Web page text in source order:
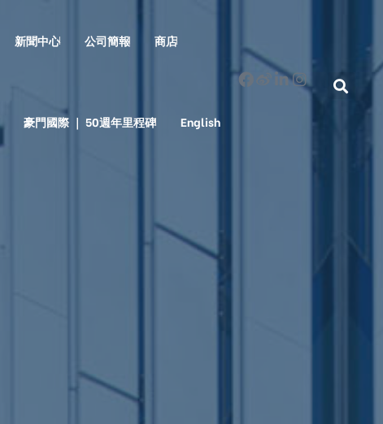
新聞中心 公司簡報 商店
豪門國際 ｜ 50週年里程碑 English